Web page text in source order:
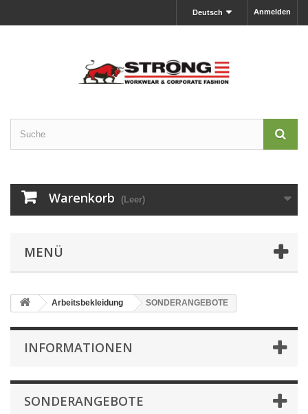
Anmelden
Deutsch
Warenkorb (Leer)
MENÜ
Arbeitsbekleidung SONDERANGEBOTE
INFORMATIONEN
SONDERANGEBOTE